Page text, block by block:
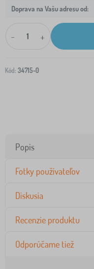
Doprava na Vašu adresu od:
- +
Kód: 34715-0
Popis
Fotky používateľov
Diskusia
Recenzie produktu
Odporúčame tiež